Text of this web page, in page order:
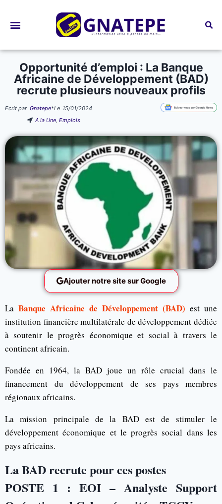
Opportunité d’emploi : La Banque
Africaine de Développement (BAD)
recrute plusieurs nouveaux profils
Ecrit par Gnatepe*Le 15/01/2024
A la Une,Emplois
Ajouter notre site sur Google
La Banque Africaine de Développement (BAD) est une
institution financière multilatérale de développement dédiée
à soutenir le progrès économique et social à travers le
continent africain.
Fondée en 1964, la BAD joue un rôle crucial dans le
financement du développement de ses pays membres
régionaux africains.
La mission principale de la BAD est de stimuler le
développement économique et le progrès social dans les
pays africains.
La BAD recrute pour ces postes
POSTE 1 : EOI – Analyste Support